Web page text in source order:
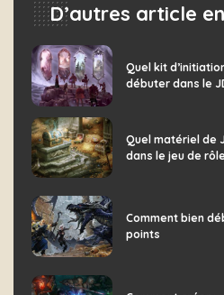
D’autres article
Quel kit
débuter dans le
Quel matériel de
dans le jeu de
Comment bien
points